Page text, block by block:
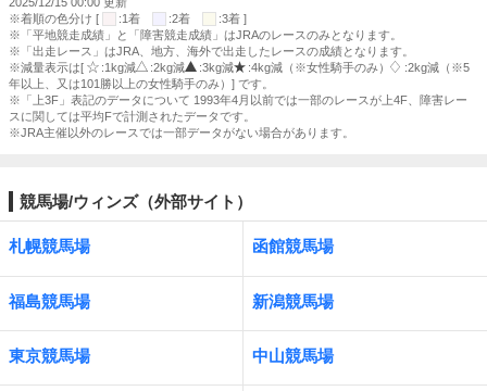
※着順の色分け [
:1着 :2着
:3着 ]
※「平地競走成績」と「障害競走成績」はJRAのレースのみとなります。
※「出走レース」はJRA、地方、海外で出走したレースの成績となります。
※減量表示は[
:1kg減 :2kg減 :3kg減 :4kg減（※女性騎手のみ）
:2kg減（※5
年以上、又は101勝以上の女性騎手のみ）] です。
※「上3F」表記のデータについて 1993年4月以前では一部のレースが上4F、障害レー
スに関しては平均Fで計測されたデータです。
※JRA主催以外のレースでは一部データがない場合があります。
競馬場/ウィンズ（外部サイト）
札幌競馬場 函館競馬場
福島競馬場 新潟競馬場
東京競馬場 中山競馬場